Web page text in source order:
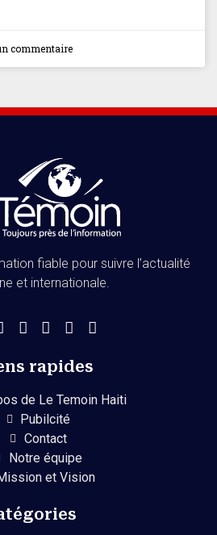
commentaire
fiable pour suivre l’actualité
et internationale.
rapides
de Le Temoin Haiti
Pubilcité
Contact
Notre équipe
et Vision